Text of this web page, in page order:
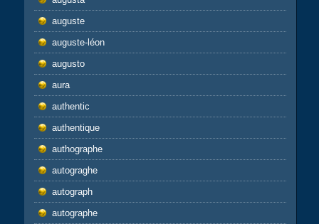
auguste
auguste-léon
augusto
aura
authentic
authentique
authographe
autograghe
autograph
autographe